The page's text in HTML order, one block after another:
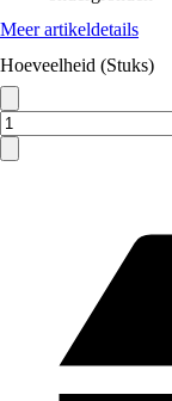
Meer artikeldetails
Hoeveelheid (Stuks)